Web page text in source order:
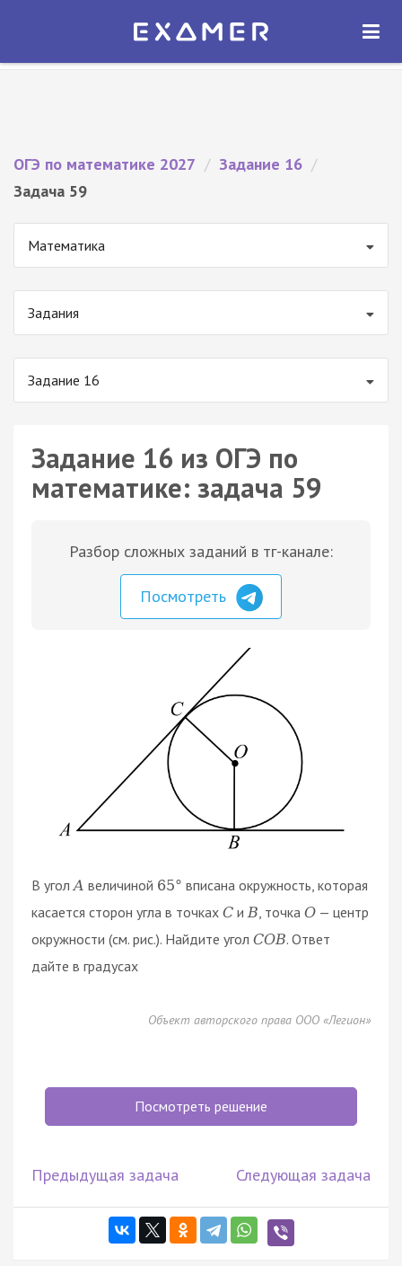
Экзамер — ЕГЭ 2027
ОТКРЫТЬ
ОГЭ по математике 2027 / Задание 16 /
Задача 59
Математика
Задания
Задание 16
Задание 16 из ОГЭ по
математике: задача 59
Разбор сложных заданий в тг-канале:
Посмотреть
В угол A величиной 65° вписана окружность, которая
касается сторон угла в точках C и B , точка O — центр
окружности (см. рис.). Найдите угол COB. Ответ
дайте в градусах
Объект авторского права ООО «Легион»
Посмотреть решение
Предыдущая задача Следующая задача